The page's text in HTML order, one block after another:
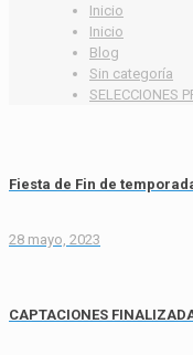
Inicio
Inicio
Blog
Sin categoría
SELECCIONES
Fiesta de Fin de
28 mayo, 2023
CAPTACIONES